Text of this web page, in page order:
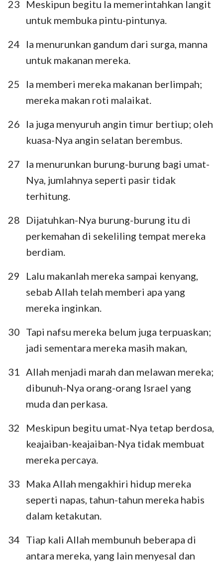
23
Meskipun begitu Ia memerintahkan langit
untuk membuka pintu-pintunya.
24
Ia menurunkan gandum dari surga, manna
untuk makanan mereka.
25
Ia memberi mereka makanan berlimpah;
mereka makan roti malaikat.
26
Ia juga menyuruh angin timur bertiup; oleh
kuasa-Nya angin selatan berembus.
27
Ia menurunkan burung-burung bagi umat-
Nya, jumlahnya seperti pasir tidak
terhitung.
28
Dijatuhkan-Nya burung-burung itu di
perkemahan di sekeliling tempat mereka
berdiam.
29
Lalu makanlah mereka sampai kenyang,
sebab Allah telah memberi apa yang
mereka inginkan.
30 Tapi nafsu mereka belum juga terpuaskan;
jadi sementara mereka masih makan,
31
Allah menjadi marah dan melawan mereka;
dibunuh-Nya orang-orang Israel yang
muda dan perkasa.
32
Meskipun begitu umat-Nya tetap berdosa,
keajaiban-keajaiban-Nya tidak membuat
mereka percaya.
33
Maka Allah mengakhiri hidup mereka
seperti napas, tahun-tahun mereka habis
dalam ketakutan.
34 Tiap kali Allah membunuh beberapa di
antara mereka, yang lain menyesal dan